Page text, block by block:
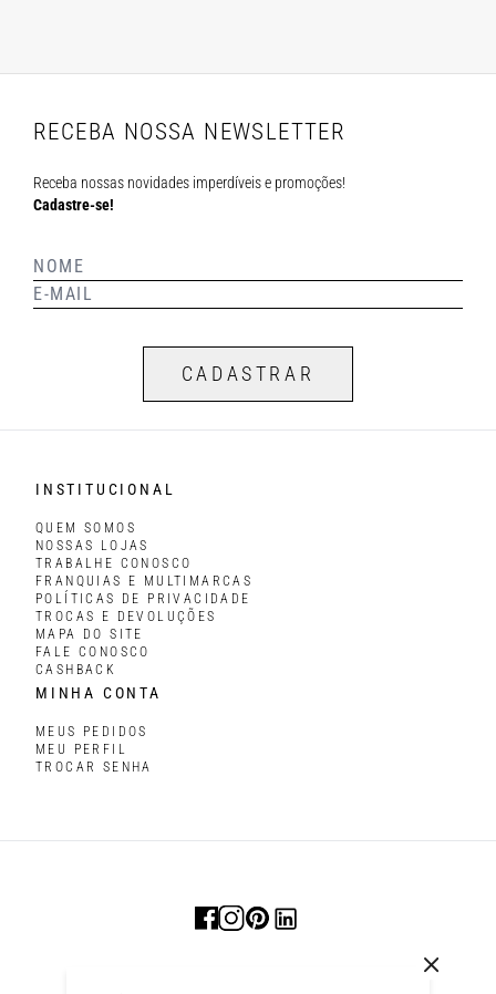
RECEBA NOSSA NEWSLETTER
Receba nossas novidades imperdíveis e promoções!
Cadastre-se!
CADASTRAR
INSTITUCIONAL
QUEM SOMOS
NOSSAS LOJAS
TRABALHE CONOSCO
FRANQUIAS E MULTIMARCAS
POLÍTICAS DE PRIVACIDADE
TROCAS E DEVOLUÇÕES
MAPA DO SITE
FALE CONOSCO
CASHBACK
MINHA CONTA
MEUS PEDIDOS
MEU PERFIL
TROCAR SENHA